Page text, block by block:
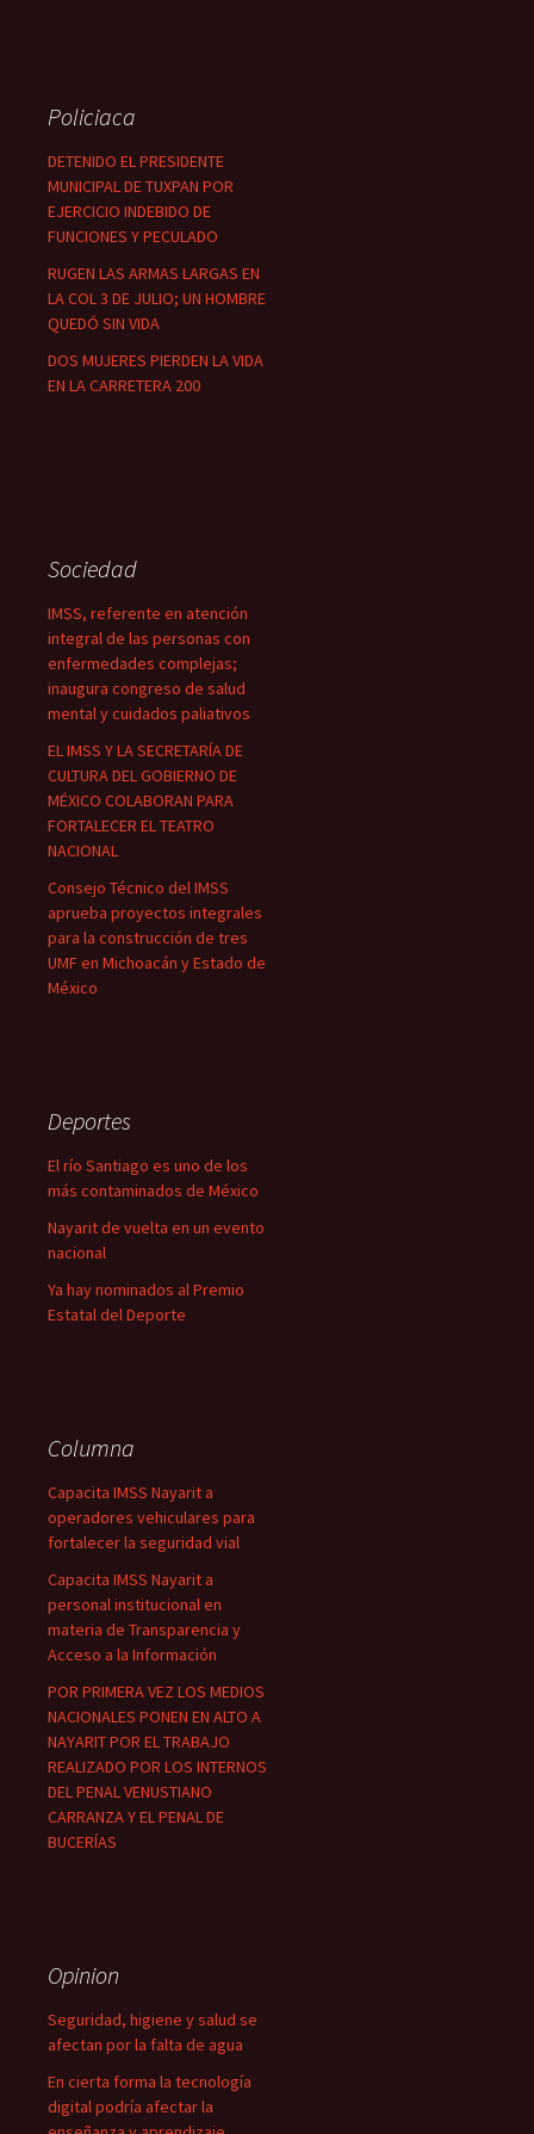
Policiaca
DETENIDO EL PRESIDENTE
MUNICIPAL DE TUXPAN POR
EJERCICIO INDEBIDO DE
FUNCIONES Y PECULADO
RUGEN LAS ARMAS LARGAS EN
LA COL 3 DE JULIO; UN HOMBRE
QUEDÓ SIN VIDA
DOS MUJERES PIERDEN LA VIDA
EN LA CARRETERA 200
Sociedad
IMSS, referente en atención
integral de las personas con
enfermedades complejas;
inaugura congreso de salud
mental y cuidados paliativos
EL IMSS Y LA SECRETARÍA DE
CULTURA DEL GOBIERNO DE
MÉXICO COLABORAN PARA
FORTALECER EL TEATRO
NACIONAL
Consejo Técnico del IMSS
aprueba proyectos integrales
para la construcción de tres
UMF en Michoacán y Estado de
México
Deportes
El río Santiago es uno de los
más contaminados de México
Nayarit de vuelta en un evento
nacional
Ya hay nominados al Premio
Estatal del Deporte
Columna
Capacita IMSS Nayarit a
operadores vehiculares para
fortalecer la seguridad vial
Capacita IMSS Nayarit a
personal institucional en
materia de Transparencia y
Acceso a la Información
POR PRIMERA VEZ LOS MEDIOS
NACIONALES PONEN EN ALTO A
NAYARIT POR EL TRABAJO
REALIZADO POR LOS INTERNOS
DEL PENAL VENUSTIANO
CARRANZA Y EL PENAL DE
BUCERÍAS
Opinion
Seguridad, higiene y salud se
afectan por la falta de agua
En cierta forma la tecnología
digital podría afectar la